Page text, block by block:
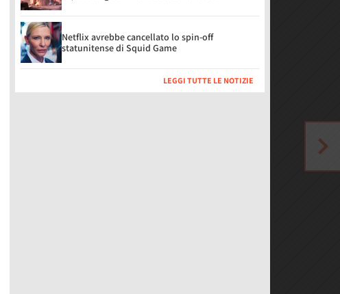
Netflix avrebbe cancellato lo spin-off
statunitense di Squid Game
LEGGI TUTTE LE NOTIZIE